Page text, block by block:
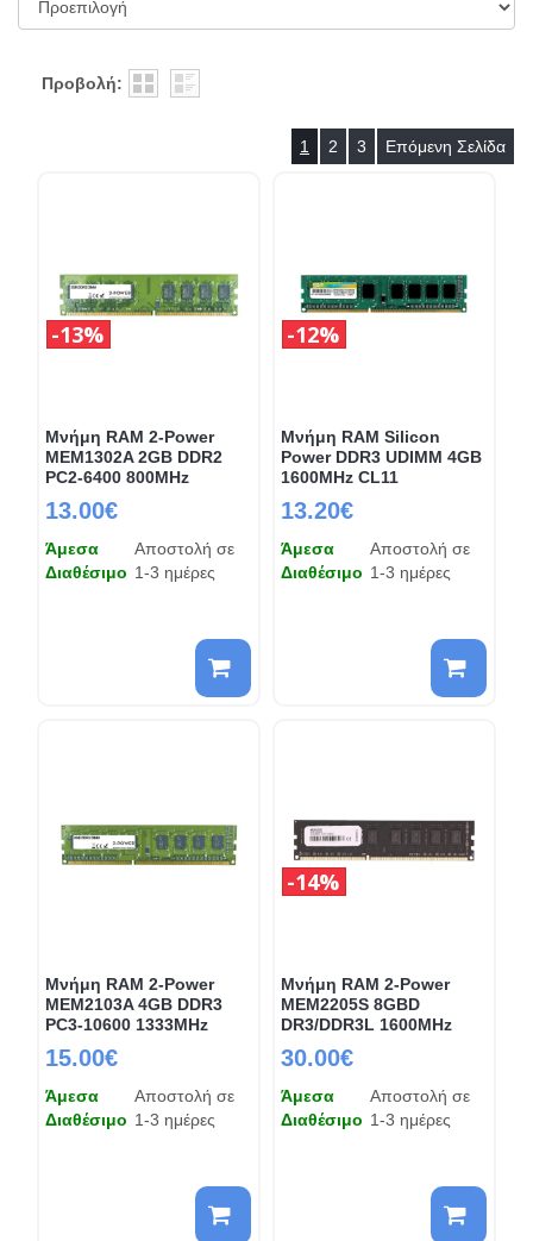
Προβολή:
1 2 3 Επόμενη Σελίδα
Μνήμη RAM 2-Power
MEM1302A 2GB DDR2
PC2-6400 800MHz
13.00€
13%
Άμεσα
Διαθέσιμο
Αποστολή σε
1-3 ημέρες
Μνήμη RAM Silicon
Power DDR3 UDIMM 4GB
1600MHz CL11
13.20€
12%
Άμεσα
Διαθέσιμο
Αποστολή σε
1-3 ημέρες
Μνήμη RAM 2-Power
MEM2103A 4GB DDR3
PC3-10600 1333MHz
15.00€
Άμεσα
Διαθέσιμο
Αποστολή σε
1-3 ημέρες
Μνήμη RAM 2-Power
MEM2205S 8GBD
DR3/DDR3L 1600MHz
30.00€
14%
Άμεσα
Διαθέσιμο
Αποστολή σε
1-3 ημέρες